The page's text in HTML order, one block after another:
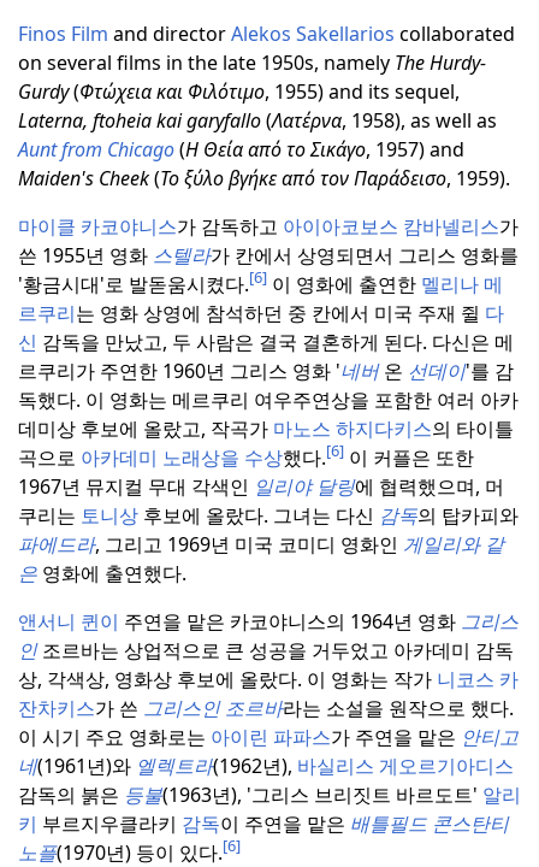
Finos Film and directorAlekos Sakellarios collaborated
on several films in the late 1950s, namely The Hurdy-
Gurdy(Φτώχεια και Φιλότιμο, 1955) and its sequel,
Laterna, ftoheia kai garyfallo(Λατέρνα, 1958), as well as
Aunt from Chicago(Η Θεία από το Σικάγο, 1957) and
Maiden's Cheek(Το ξύλο βγήκε από τον Παράδεισο, 1959).
마이클 카코야니스가 감독하고 아이아코보스 캄바넬리스가
쓴 1955년 영화 스텔라가 칸에서 상영되면서 그리스 영화를
'황금시대'로 발돋움시켰다.[6] 이 영화에 출연한 멜리나 메
르쿠리는 영화 상영에 참석하던 중 칸에서 미국 주재 쥘 다
신 감독을 만났고, 두 사람은 결국 결혼하게 된다. 다신은 메
르쿠리가 주연한 1960년 그리스 영화 '네버온 선데이'를 감
독했다. 이 영화는 메르쿠리 여우주연상을 포함한 여러 아카
데미상 후보에 올랐고, 작곡가 마노스 하지다키스의 타이틀
곡으로 아카데미 노래상을 수상했다.[6] 이 커플은 또한
1967년 뮤지컬 무대 각색인 일리야 달링에 협력했으며, 머
쿠리는 토니상 후보에 올랐다. 그녀는 다신 감독의 탑카피와
파에드라, 그리고 1969년 미국 코미디 영화인 게일리와 같
은 영화에 출연했다.
앤서니 퀸이 주연을 맡은 카코야니스의 1964년 영화 그리스
인조르바는 상업적으로 큰 성공을 거두었고 아카데미 감독
상, 각색상, 영화상 후보에 올랐다. 이 영화는 작가 니코스 카
잔차키스가 쓴 그리스인 조르바라는 소설을 원작으로 했다.
이 시기 주요 영화로는 아이린 파파스가 주연을 맡은 안티고
네(1961년)와 엘렉트라(1962년), 바실리스 게오르기아디스
감독의 붉은 등불(1963년), '그리스 브리짓트 바르도트' 알리
키 부르지우클라키 감독이 주연을 맡은 배틀필드 콘스탄티
노플(1970년) 등이 있다.[6]